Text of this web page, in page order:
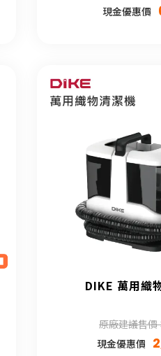
現金優惠價
DIKE 萬用織
原廠建議售
現金優惠價